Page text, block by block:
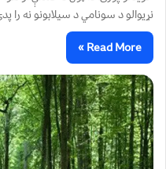
نړیوالو د سونامي د سیلابونو نه
Read More »